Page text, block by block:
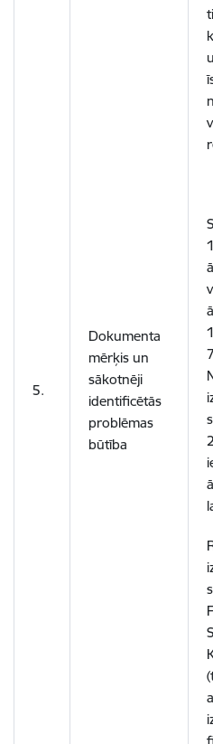
5.
Dokumenta
mērķis un
sākotnēji
identificētās
problēmas
būtība